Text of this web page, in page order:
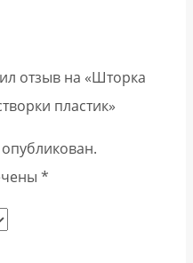
отзыв на «Шторка
пластик»
*